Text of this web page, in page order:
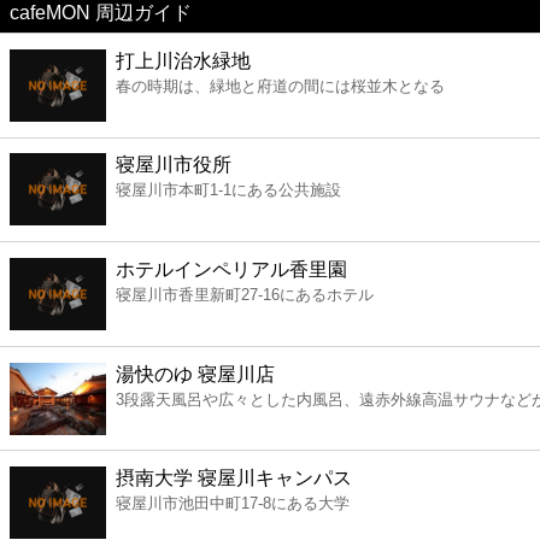
美容
コンビニ
薬局
スーパー
エンタメ
レジャー
書店
ファミレス
cafeMON 周辺ガイド
打上川治水緑地
春の時期は、緑地と府道の間には桜並木となる
寝屋川市役所
寝屋川市本町1-1にある公共施設
ホテルインペリアル香里園
寝屋川市香里新町27-16にあるホテル
湯快のゆ 寝屋川店
3段露天風呂や広々とした内風呂、遠赤外線高温サウナなど
摂南大学 寝屋川キャンパス
寝屋川市池田中町17-8にある大学